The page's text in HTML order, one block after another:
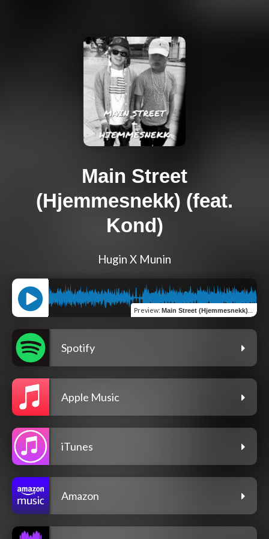
Main Street
(Hjemmesnekk) (feat.
Kond)
Hugin X Munin
Preview: Main Street (Hjemmesnekk) (feat. Kond)
Spotify
Apple Music
iTunes
Amazon